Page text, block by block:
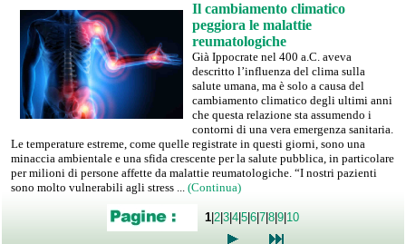
Il cambiamento climatico
peggiora le malattie
reumatologiche
Già Ippocrate nel 400 a.C. aveva
descritto l’influenza del clima sulla
salute umana, ma è solo a causa del
cambiamento climatico degli ultimi anni
che questa relazione sta assumendo i
contorni di una vera emergenza sanitaria.
Le temperature estreme, come quelle registrate in questi giorni, sono una
minaccia ambientale e una sfida crescente per la salute pubblica, in particolare
per milioni di persone affette da malattie reumatologiche. “I nostri pazienti
sono molto vulnerabili agli stress ... (Continua)
1|2|3|4|5|6|7|8|9|10